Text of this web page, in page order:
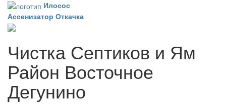
Илосос
Ассенизатор Откачка
Чистка Септиков и Ям
Район Восточное
Дегунино